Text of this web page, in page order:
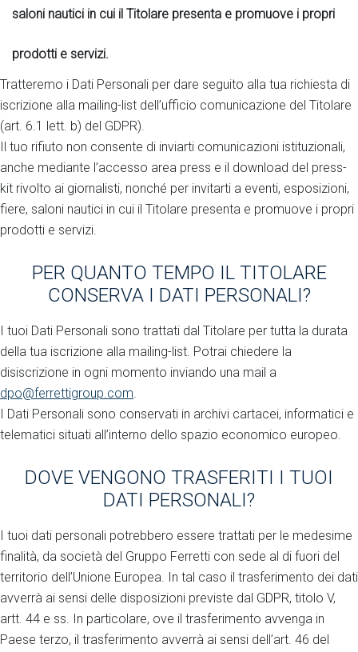
saloni nautici in cui il Titolare presenta e promuove i propri
prodotti e servizi.
Tratteremo i Dati Personali per dare seguito alla tua richiesta di
iscrizione alla mailing-list dell’ufficio comunicazione del Titolare
(art. 6.1 lett. b) del GDPR).
Il tuo rifiuto non consente di inviarti comunicazioni istituzionali,
anche mediante l’accesso area press e il download del press-
kit rivolto ai giornalisti, nonché per invitarti a eventi, esposizioni,
fiere, saloni nautici in cui il Titolare presenta e promuove i propri
prodotti e servizi.
PER QUANTO TEMPO IL TITOLARE
CONSERVA I DATI PERSONALI?
I tuoi Dati Personali sono trattati dal Titolare per tutta la durata
della tua iscrizione alla mailing-list. Potrai chiedere la
disiscrizione in ogni momento inviando una mail a
dpo@ferrettigroup.com.
I Dati Personali sono conservati in archivi cartacei, informatici e
telematici situati all’interno dello spazio economico europeo.
DOVE VENGONO TRASFERITI I TUOI
DATI PERSONALI?
I tuoi dati personali potrebbero essere trattati per le medesime
finalità, da società del Gruppo Ferretti con sede al di fuori del
territorio dell’Unione Europea. In tal caso il trasferimento dei dati
avverrà ai sensi delle disposizioni previste dal GDPR, titolo V,
artt. 44 e ss. In particolare, ove il trasferimento avvenga in
Paese terzo, il trasferimento avverrà ai sensi dell’art. 46 del